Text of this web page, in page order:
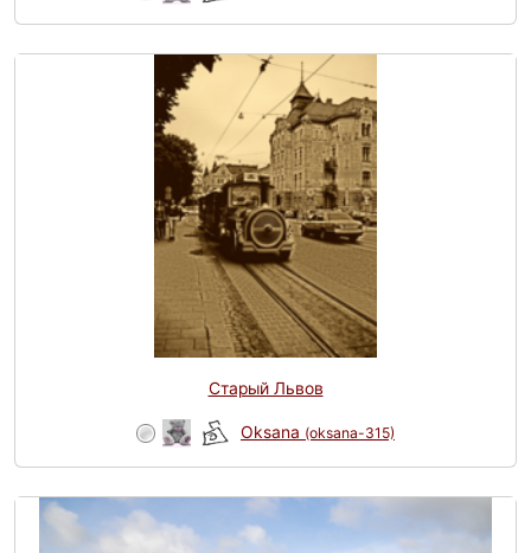
Старый Львов
Oksana (oksana-315)